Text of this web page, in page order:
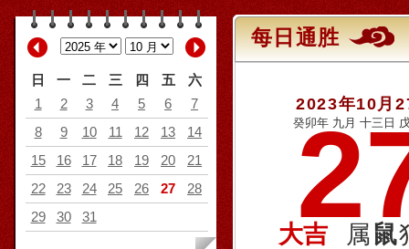
日 一 二 三 四 五
六
1
2 3 4 5 6
7
8
9 10 11 12 13
14
15
16 17 18 19 20
21
22
23 24 25 26 27
28
29
30 31
每日通胜
2023年10月
癸卯年 九月 十三日
大吉 属鼠